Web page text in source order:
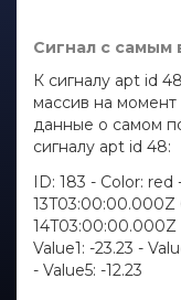
Сигнал с самым
К сигналу apt id
массив на
данные о самом
сигналу apt id 48:
ID: 183 - Color:
13T03:00:00.000Z
14T03:00:00.000Z
Value1: -23.23 -
- Value5: -12.23